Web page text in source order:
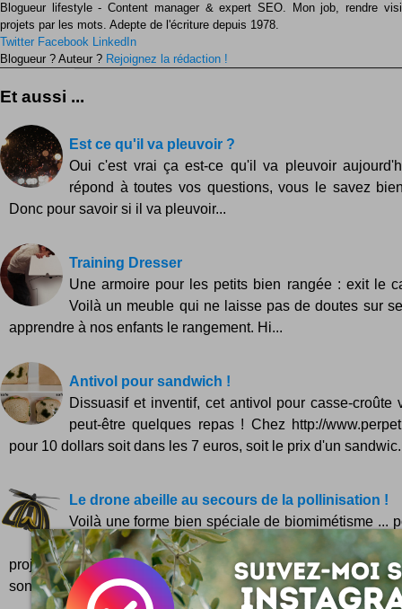
Blogueur lifestyle - Content manager & expert SEO. Mon job, rendre
projets par les mots. Adepte de l'écriture depuis 1978.
Twitter Facebook LinkedIn
Blogueur ? Auteur ? Rejoignez la rédaction !
Et aussi ...
Est ce qu'il va pleuvoir ?
Oui c'est vrai ça est-ce qu'il va pleuvoir
répond à toutes vos questions, vous le savez
Donc pour savoir si il va pleuvoir...
Training Dresser
Une armoire pour les petits bien rangée : exit le
Voilà un meuble qui ne laisse pas de doutes sur
apprendre à nos enfants le rangement. Hi...
Antivol pour sandwich !
Dissuasif et inventif, cet antivol pour casse-croûte
peut-être quelques repas ! Chez http://
pour 10 dollars soit dans les 7 euros, soit le prix d'un
Le drone abeille au secours de la pollinisation !
Voilà une forme bien spéciale de biomimétisme ...
à la disparition des abeilles, voici un concept
projette de les remplacer ! En partant du constat terrifiant
sont en voie de disparition un peu partout sur la planèt...